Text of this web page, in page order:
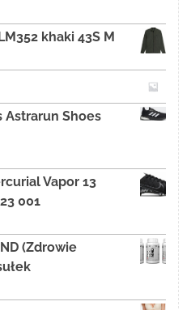
khaki 43S M
Astrarun Shoes
Vapor 13
001
(Zdrowie